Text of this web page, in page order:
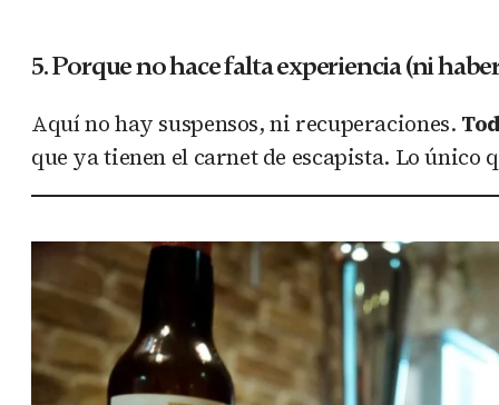
5. Porque no hace falta experiencia (ni
Aquí no hay suspensos, ni recuperaciones.
que ya tienen el carnet de escapista. Lo único